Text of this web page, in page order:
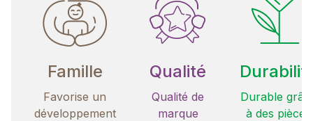
Famille
Favorise un
développement
Qualité
Qualité de
marque
Durable
à des pièces